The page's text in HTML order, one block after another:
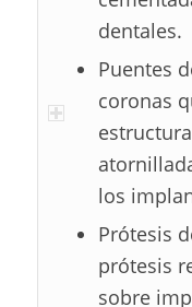
dentales.
Puentes
coronas
los
Prótesis
prótesis
sobre